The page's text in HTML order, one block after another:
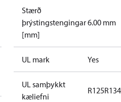
Stærð
þrýstingstengingar
[mm]
6.00 mm
UL mark Yes
UL samþykkt
kæliefni
R125